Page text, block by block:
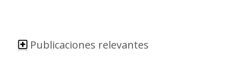
Publicaciones relevantes